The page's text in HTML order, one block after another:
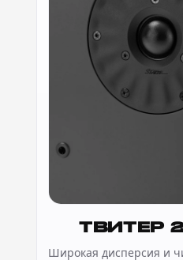
ТВИТЕР
Широкая дисперсия и